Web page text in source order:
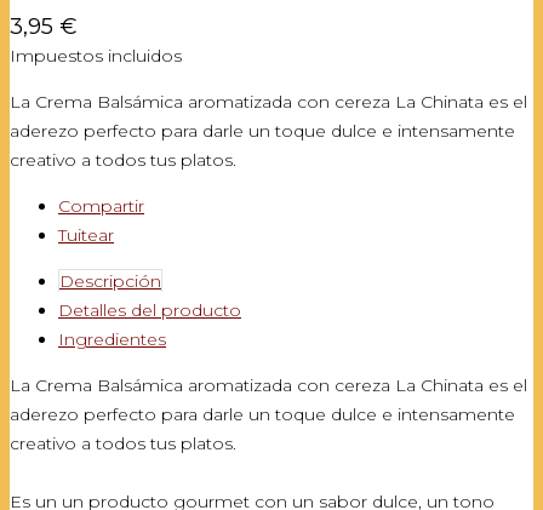
3,95 €
Impuestos incluidos
La Crema Balsámica aromatizada con cereza La Chinata es el
aderezo perfecto para darle un toque dulce e intensamente
creativo a todos tus platos.
Compartir
Tuitear
Descripción
Detalles del producto
Ingredientes
La Crema Balsámica aromatizada con cereza La Chinata es el
aderezo perfecto para darle un toque dulce e intensamente
creativo a todos tus platos.
Es un un producto gourmet con un sabor dulce, un tono